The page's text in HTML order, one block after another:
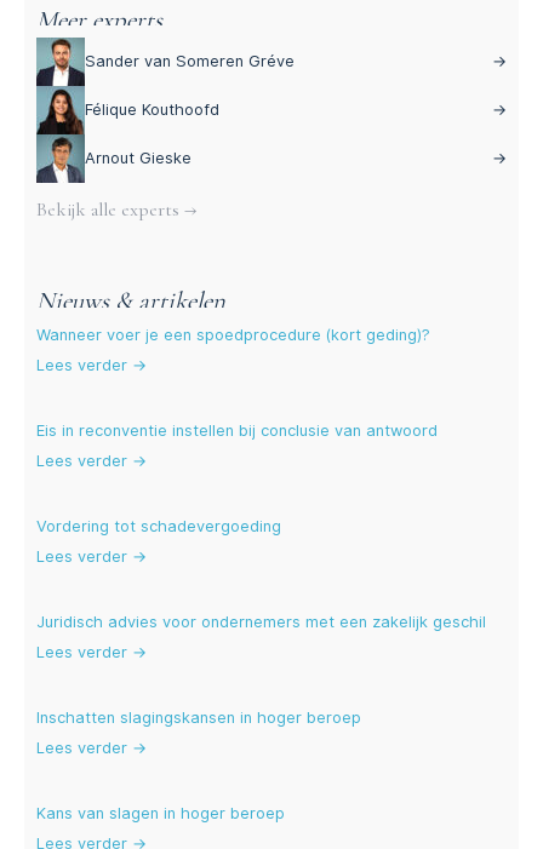
Meer experts
Sander van Someren Gréve →
Félique Kouthoofd →
Arnout Gieske →
Bekijk alle experts →
Nieuws & artikelen
Wanneer voer je een spoedprocedure (kort geding)?
Lees verder →
Eis in reconventie instellen bij conclusie van antwoord
Lees verder →
Vordering tot schadevergoeding
Lees verder →
Juridisch advies voor ondernemers met een zakelijk geschil
Lees verder →
Inschatten slagingskansen in hoger beroep
Lees verder →
Kans van slagen in hoger beroep
Lees verder →